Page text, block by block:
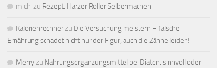
michi zu Rezept: Harzer Roller Selbermachen
Kalorienrechnerzu Die Versuchung meistern – falsche
Ernährung schadet nicht nur der Figur, auch die Zähne leiden!
Merryzu Nahrungsergänzungsmittel bei Diäten: sinnvoll oder